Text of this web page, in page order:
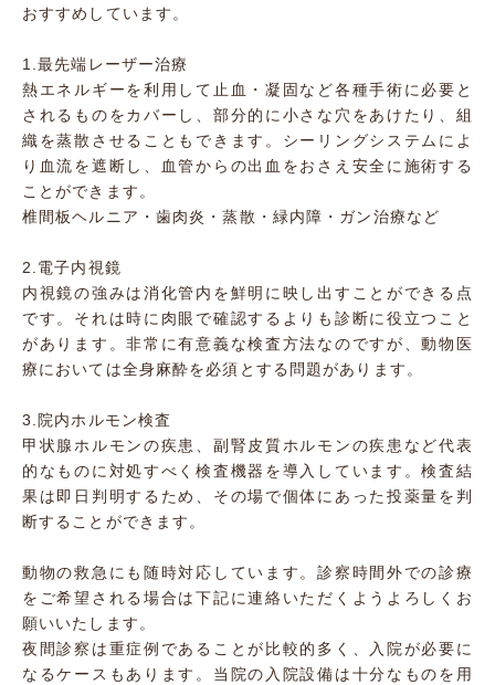
おすすめしています。
1.最先端レーザー治療
熱エネルギーを利用して止血・凝固など各種手術に必要と
されるものをカバーし、部分的に小さな穴をあけたり、組
織を蒸散させることもできます。シーリングシステムによ
り血流を遮断し、血管からの出血をおさえ安全に施術する
ことができます。
椎間板ヘルニア・歯肉炎・蒸散・緑内障・ガン治療など
2.電子内視鏡
内視鏡の強みは消化管内を鮮明に映し出すことができる点
です。それは時に肉眼で確認するよりも診断に役立つこと
があります。非常に有意義な検査方法なのですが、動物医
療においては全身麻酔を必須とする問題があります。
3.院内ホルモン検査
甲状腺ホルモンの疾患、副腎皮質ホルモンの疾患など代表
的なものに対処すべく検査機器を導入しています。検査結
果は即日判明するため、その場で個体にあった投薬量を判
断することができます。
動物の救急にも随時対応しています。診察時間外での診療
をご希望される場合は下記に連絡いただくようよろしくお
願いいたします。
夜間診察は重症例であることが比較的多く、入院が必要に
なるケースもあります。当院の入院設備は十分なものを用